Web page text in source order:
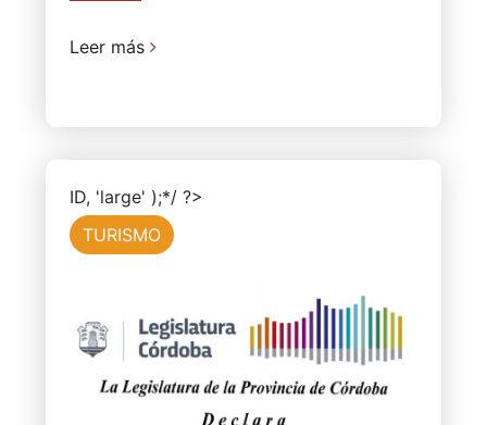
Leer más
ID, 'large' );*/ ?>
TURISMO